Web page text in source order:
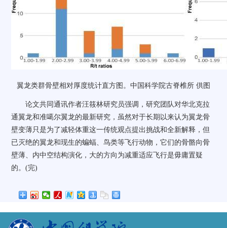
翼龙类群骨壁相对厚度统计直方图。中国科学院古脊椎所 供图
论文共同通讯作者汪筱林研究员强调，研究团队对华北克拉
通翼龙和准噶尔翼龙的最新研究，虽然对于长期以来认为翼龙骨
壁变薄只是为了减轻体重这一传统观点提出挑战和全新解释，但
已灭绝的翼龙和现生的蝙蝠、鸟类等飞行动物，它们的骨骼向骨
壁薄、内中空结构演化，大的方向为减重适应飞行是毋庸置疑
的。(完)